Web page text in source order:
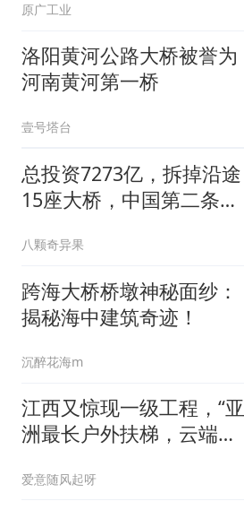
原广工业
洛阳黄河公路大桥被誉为
河南黄河第一桥
壹号塔台
总投资7273亿，拆掉沿途
15座大桥，中国第二条超
八颗奇异果
跨海大桥桥墩神秘面纱：
揭秘海中建筑奇迹！
沉醉花海m
江西又惊现一级工程，“亚
洲最长户外扶梯，云端上
爱意随风起呀